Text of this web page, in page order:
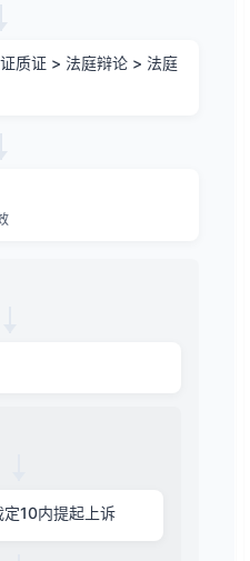
质证 > 法庭辩论 > 法庭
10内提起上诉